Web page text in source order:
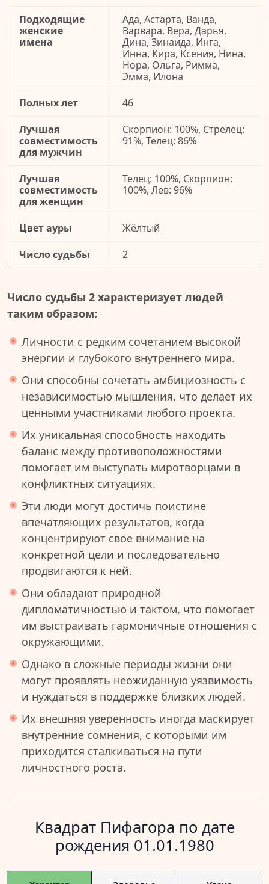
Подходящие
женские
имена
Ада, Астарта, Ванда,
Варвара, Вера, Дарья,
Дина, Зинаида, Инга,
Инна, Кира, Ксения, Нина,
Нора, Ольга, Римма,
Эмма, Илона
Полных лет
46
Лучшая
совместимость
для мужчин
Скорпион: 100%, Стрелец:
91%, Телец: 86%
Лучшая
совместимость
для женщин
Телец: 100%, Скорпион:
100%, Лев: 96%
Цвет ауры
Жёлтый
Число судьбы
2
Число судьбы 2 характеризует людей
таким образом:
Личности с редким сочетанием высокой
энергии и глубокого внутреннего мира.
Они способны сочетать амбициозность с
независимостью мышления, что делает их
ценными участниками любого проекта.
Их уникальная способность находить
баланс между противоположностями
помогает им выступать миротворцами в
конфликтных ситуациях.
Эти люди могут достичь поистине
впечатляющих результатов, когда
концентрируют свое внимание на
конкретной цели и последовательно
продвигаются к ней.
Они обладают природной
дипломатичностью и тактом, что помогает
им выстраивать гармоничные отношения с
окружающими.
Однако в сложные периоды жизни они
могут проявлять неожиданную уязвимость
и нуждаться в поддержке близких людей.
Их внешняя уверенность иногда маскирует
внутренние сомнения, с которыми им
приходится сталкиваться на пути
личностного роста.
Квадрат Пифагора по дате
рождения 01.01.1980